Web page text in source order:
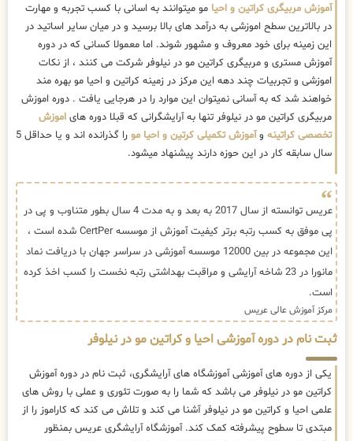
آموزش مربیگری کراتین و احیا مو میتوانند به اسانی با کسب تجربه و مهارت
در بالاترین سطح اموزشی به درآمد های بالا برسید و در میان سایر اساتید در
این زمینه برای خود معروف و مشهور شوند. اما معمولا کسانی که در دوره
آموزش مستری و مربیگری کراتین مو در نیلوفر شرکت می کنند ، از نکات
اموزشی و تجربیات چند دهه این مرکز در زمینه کراتین و احیا مو بهره مند
خواهند شد که به آسانی نمیتوان این موارد را در هرجایی یافت . دوره اموزش
مربیگری کراتین مو در نیلوفر تنها به آرایشگرانی که قبلا دوره های اموزش
تخصصی کراتینه وآموزش تکمیلی کرتین و احیا مو
را گذرانده اند و یا حداقل 5
سال سابقه کار در این حوزه دارند پیشنهاد میشود.
عریس توانسته از سال 2017 به بعد و به مدت 4 سال بطور متناوب و پی در
پی موفق به کسب رتبه برتر کیفیت آموزش از موسسه CertPer شده است ،
این مجموعه در بین 12000 موسسه آموزشی در سراسر جهان با دریافت نماد
مانورا در 23 شاخه آرایشی و مراقبت بهداشتی رتبه نخست را کسب اخذ کرده
است.
مرکز آموزش عالی عریس
ثبت نام در دوره آموزشی احیا و کراتین مو در نیلوفر
یکی از دوره های آموزشی آموزشگاه های آرایشگری، ثبت نام در دوره آموزش
کراتین مو در نیلوفر می باشد که شما را به صورت تئوری و عملی با روش های
علمی احیا و کراتین مو در نیلوفر آشنا می کند و تلاش می کند که کاراموز را از
مبتدی تا سطوح پیشرفته کمک کند. آموزشگاه آرایشگری عریس بمنظور